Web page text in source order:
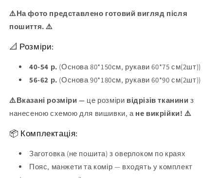
⚠️На фото представлено готовий вигляд після
пошиття. ⚠️
📐 Розміри:
40-54 р. (Основа 80*150см, рукави 60*75 см(2шт))
56-62 р. (Основа 90*180см, рукави 60*90 см(2шт))
⚠️Вказані розміри — це розміри відрізів тканиниз
нанесеною схемою для вишивки, а не викрійки! ⚠️
📦 Комплектація:
Заготовка (не пошита) з оверлоком по краях
Пояс, манжети та комір — входять у комплект